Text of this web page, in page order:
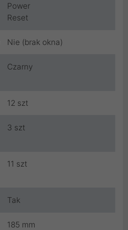
Power
Reset
Nie (brak okna)
Czarny
12 szt
3 szt
11 szt
Tak
185 mm